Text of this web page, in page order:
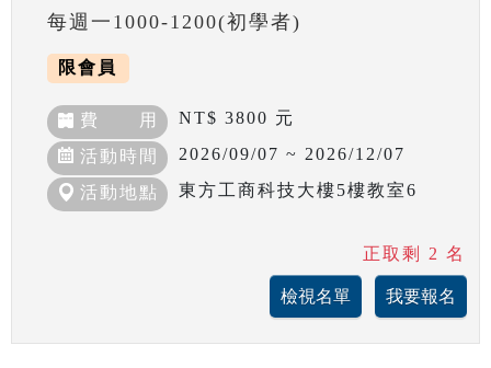
每週一1000-1200(初學者)
限會員
費 用 NT$ 3800 元
活動時間 2026/09/07 ~ 2026/12/07
活動地點 東方工商科技大樓5樓教室6
正取剩 2 名